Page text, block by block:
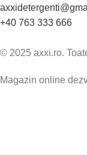
+40 763 333 666
© 2025 axxi.ro.
Magazin online